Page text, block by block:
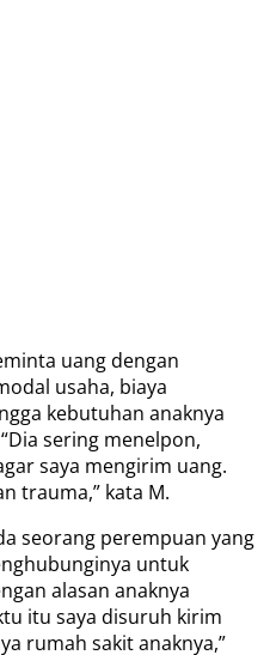
uang dengan
usaha, biaya
kebutuhan anaknya
sering menelpon,
saya mengirim uang.
trauma,” kata M.
seorang perempuan yang
untuk
alasan anaknya
itu saya disuruh kirim
rumah sakit anaknya,”